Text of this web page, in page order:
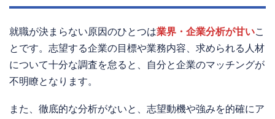
就職が決まらない原因のひとつは業界・企業分析が甘いこ
とです。志望する企業の目標や業務内容、求められる人材
について十分な調査を怠ると、自分と企業のマッチングが
不明瞭となります。
また、徹底的な分析がないと、志望動機や強みを的確にア